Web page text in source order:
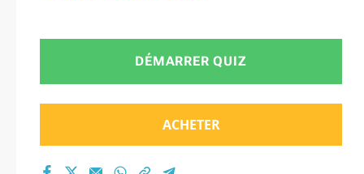
DÉMARRER QUIZ
ACHETER